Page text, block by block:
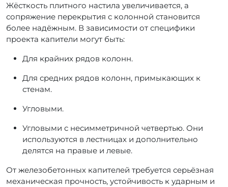
Жёсткость плитного настила увеличивается, а
сопряжение перекрытия с колонной становится
более надёжным. В зависимости от специфики
проекта капители могут быть:
Для крайних рядов колонн.
Для средних рядов колонн, примыкающих к
стенам.
Угловыми.
Угловыми с несимметричной четвертью. Они
используются в лестницах и дополнительно
делятся на правые и левые.
От железобетонных капителей требуется серьёзная
механическая прочность, устойчивость к ударным и